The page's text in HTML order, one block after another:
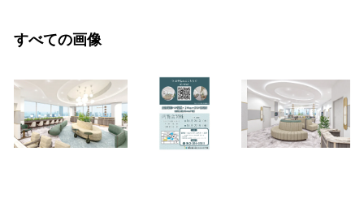
すべての画像